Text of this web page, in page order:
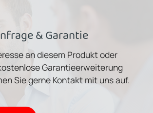
& Garantie
an diesem Produkt oder
Garantieerweiterung
Sie gerne Kontakt mit uns auf.